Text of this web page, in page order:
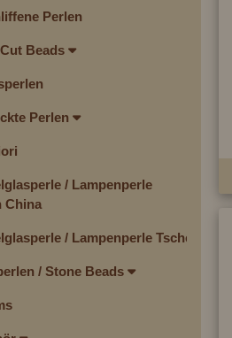
Perlen
Beads
Perlen
/ Lampenperle
China
/ Lampenperle Tschechien
/ Stone Beads